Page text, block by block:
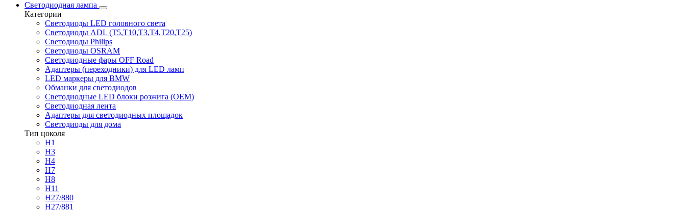
Светодиодная лампа
Категории
Светодиоды LED головного света
Светодиоды ADL (T5,T10,T3,T4,T20,T25)
Светодиоды Philips
Светодиоды OSRAM
Светодиодные фары OFF Road
Адаптеры (переходники) для LED ламп
LED маркеры для BMW
Обманки для светодиодов
Светодиодные LED блоки розжига (OEM)
Светодиодная лента
Адаптеры для светодиодных площадок
Светодиоды для дома
Тип цоколя
H1
H3
H4
H7
H8
H11
H27/880
H27/881